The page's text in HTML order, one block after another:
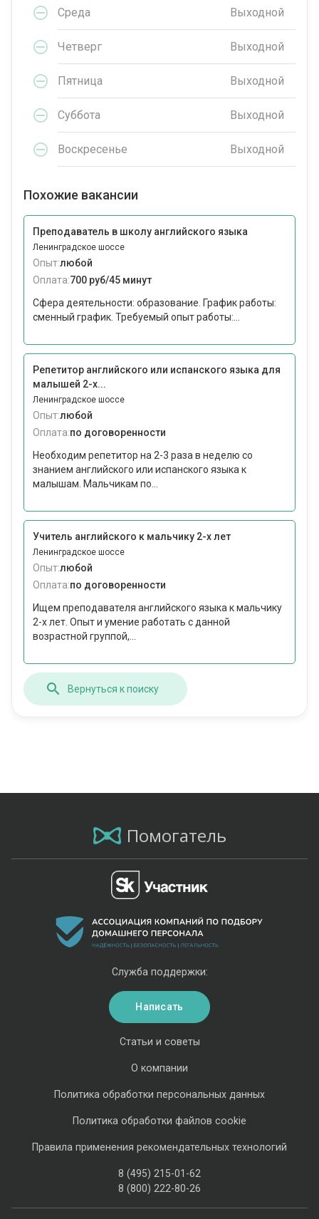
Среда Выходной
Четверг Выходной
Пятница Выходной
Суббота Выходной
Воскресенье Выходной
Похожие вакансии
Преподаватель в школу английского языка
Ленинградское шоссе
Опыт:любой
Оплата:700 руб/45 минут
Сфера деятельности: образование. График работы:
сменный график. Требуемый опыт работы:...
Репетитор английского или испанского языка для
малышей 2-х...
Ленинградское шоссе
Опыт:любой
Оплата:по договоренности
Необходим репетитор на 2-3 раза в неделю со
знанием английского или испанского языка к
малышам. Мальчикам по...
Учитель английского к мальчику 2-х лет
Ленинградское шоссе
Опыт:любой
Оплата:по договоренности
Ищем преподавателя английского языка к мальчику
2-х лет. Опыт и умение работать с данной
возрастной группой,...
Вернуться к поиску
Помогатель
Статьи и советы
О компании
Политика обработки персональных данных
Политика обработки файлов cookie
Правила применения рекомендательных технологий
8 (495) 215-01-62
8 (800) 222-80-26
Служба поддержки:
Написать